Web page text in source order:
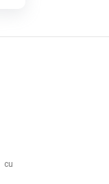
cu